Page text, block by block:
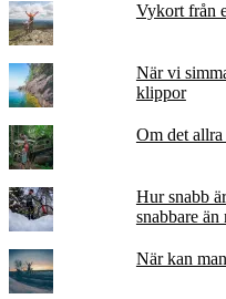
Vykort från
När vi
klippor
Om det
Hur snabb
snabbare
När kan